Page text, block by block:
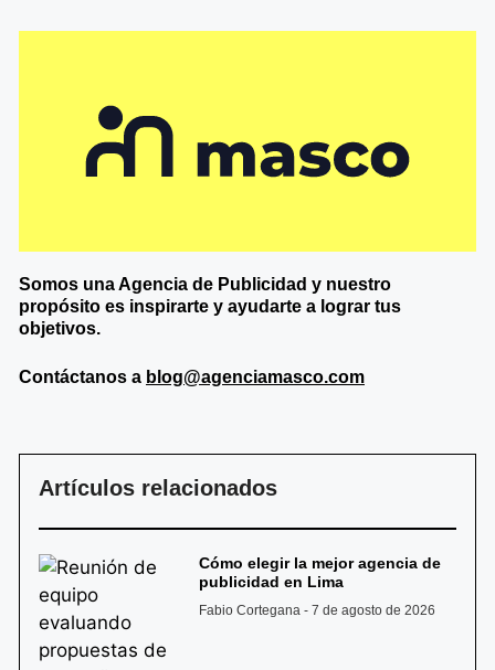
Somos una Agencia de Publicidad y nuestro
propósito es inspirarte y ayudarte a lograr tus
objetivos.
Contáctanos a blog@agenciamasco.com
Artículos relacionados
Cómo elegir la mejor agencia de
publicidad en Lima
Fabio Cortegana 7 de agosto de 2026